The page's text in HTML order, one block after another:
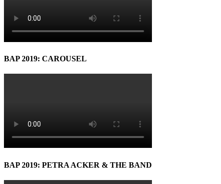
BAP 2019: CAROUSEL
BAP 2019: PETRA ACKER & THE BAND